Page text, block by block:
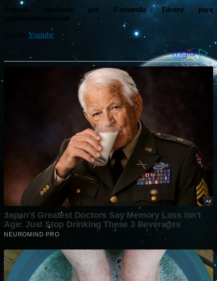
Artículo realizado por Fernando Távara para
exploracionovni.com
Youtube